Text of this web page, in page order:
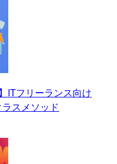
ITフリーランス向け
スメソッド